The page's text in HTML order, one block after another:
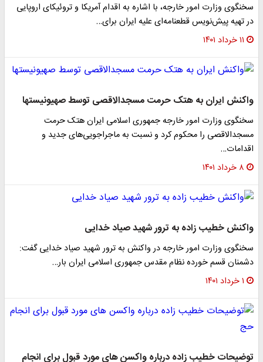
سخنگوی وزارت امور خارجه، با اشاره به اقدام آمریکا و تروئیکای اروپایی
در تهیه پیش‌نویس قطعنامه‌ای علیه ایران برای…
۱۱ خرداد ۱۴۰۱
واکنش ایران به هتک حرمت مسجدالاقصی توسط صهیونیستها
سخنگوی وزارت امور خارجه جمهوری اسلامی ایران هتک حرمت
مسجدالاقصی را محکوم کرد و نسبت به ماجراجویی‌های جدید و
اقدامات…
۸ خرداد ۱۴۰۱
واکنش خطیب زاده به ترور شهید صیاد خدایی
سخنگوی وزارت امور خارجه در واکنش به ترور شهید صیاد خدایی گفت:
دشمنان قسم خورده نظام مقدس جمهوری اسلامی ایران بار…
۱ خرداد ۱۴۰۱
توضیحات خطیب زاده درباره واکسن های مورد قبول برای انجام